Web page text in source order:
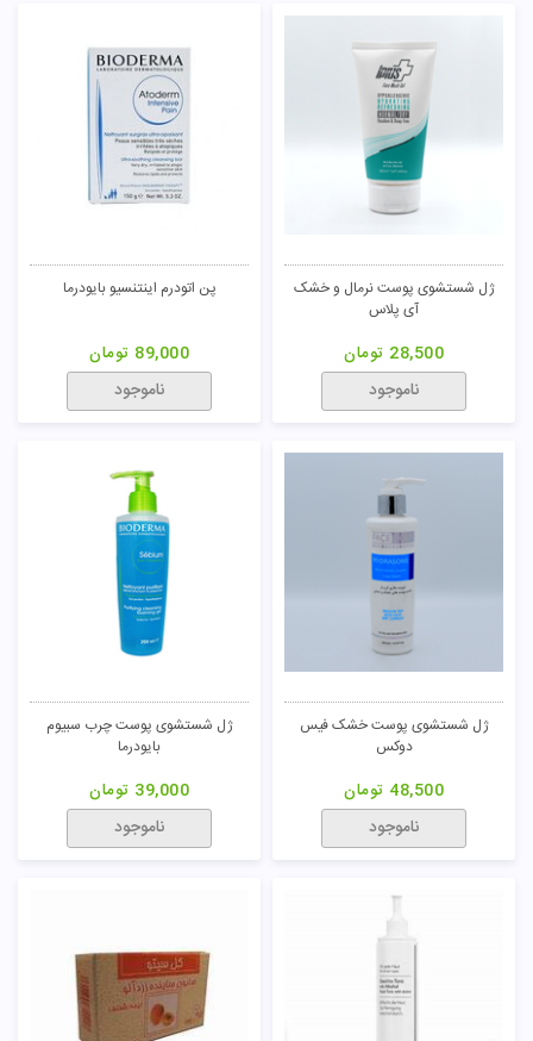
ژل شستشوی پوست نرمال و خشک
آی پلاس
28,500 تومان
ناموجود
پن اتودرم اینتنسیو بایودرما
89,000 تومان
ناموجود
ژل شستشوی پوست خشک فیس
دوکس
48,500 تومان
ناموجود
ژل شستشوی پوست چرب سبیوم
بایودرما
39,000 تومان
ناموجود